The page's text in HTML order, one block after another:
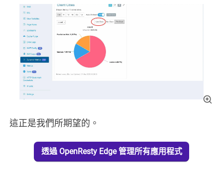
這正是我們所期望的。
透過 OpenResty Edge 管理所有應用程式